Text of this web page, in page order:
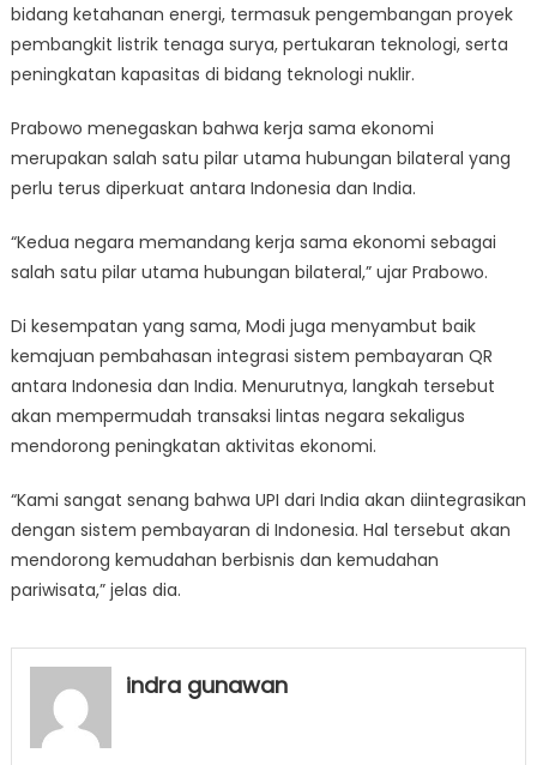
bidang ketahanan energi, termasuk pengembangan proyek
pembangkit listrik tenaga surya, pertukaran teknologi, serta
peningkatan kapasitas di bidang teknologi nuklir.
Prabowo menegaskan bahwa kerja sama ekonomi
merupakan salah satu pilar utama hubungan bilateral yang
perlu terus diperkuat antara Indonesia dan India.
“Kedua negara memandang kerja sama ekonomi sebagai
salah satu pilar utama hubungan bilateral,” ujar Prabowo.
Di kesempatan yang sama, Modi juga menyambut baik
kemajuan pembahasan integrasi sistem pembayaran QR
antara Indonesia dan India. Menurutnya, langkah tersebut
akan mempermudah transaksi lintas negara sekaligus
mendorong peningkatan aktivitas ekonomi.
“Kami sangat senang bahwa UPI dari India akan diintegrasikan
dengan sistem pembayaran di Indonesia. Hal tersebut akan
mendorong kemudahan berbisnis dan kemudahan
pariwisata,” jelas dia.
indra gunawan